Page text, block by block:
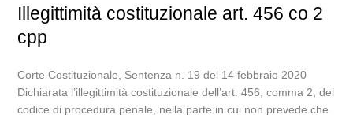
Illegittimità costituzionale art. 456 co 2
cpp
Corte Costituzionale, Sentenza n. 19 del 14 febbraio 2020
Dichiarata l’illegittimità costituzionale dell’art. 456, comma 2, del
codice di procedura penale, nella parte in cui non prevede che